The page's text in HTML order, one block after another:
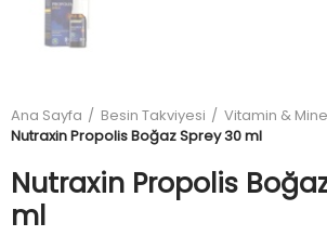
Ana Sayfa Besin Takviyesi
Vitamin &
Nutraxin Propolis Boğaz Sprey 30 ml
Nutraxin Propolis
ml